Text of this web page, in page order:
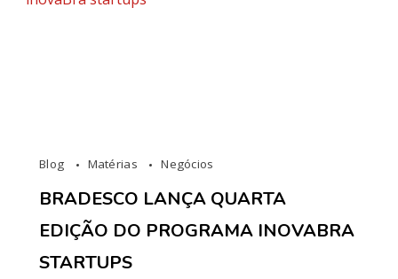
Blog Matérias Negócios
BRADESCO LANÇA QUARTA
EDIÇÃO DO PROGRAMA INOVABRA
STARTUPS